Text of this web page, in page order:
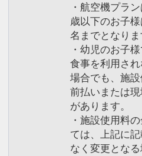
・航空機プラ
歳以下のお子
名までとなりま
・幼児のお子
食事を利用さ
場合でも、施
前払いまたは
があります。
・施設使用料
ては、上記に
なく変更とな